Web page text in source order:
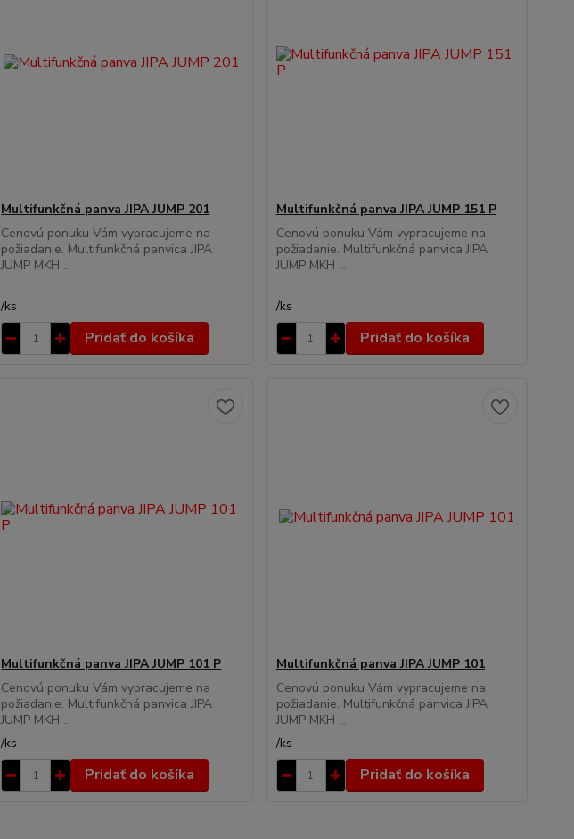
Multifunkčná panva JIPA JUMP 201
Cenovú ponuku Vám vypracujeme na
požiadanie. Multifunkčná panvica JIPA
JUMP MKH ...
/ks
Pridať do košíka
Multifunkčná panva JIPA JUMP 151 P
Cenovú ponuku Vám vypracujeme na
požiadanie. Multifunkčná panvica JIPA
JUMP MKH ...
/ks
Pridať do košíka
Multifunkčná panva JIPA JUMP 101 P
Cenovú ponuku Vám vypracujeme na
požiadanie. Multifunkčná panvica JIPA
JUMP MKH ...
/ks
Pridať do košíka
Multifunkčná panva JIPA JUMP 101
Cenovú ponuku Vám vypracujeme na
požiadanie. Multifunkčná panvica JIPA
JUMP MKH ...
/ks
Pridať do košíka